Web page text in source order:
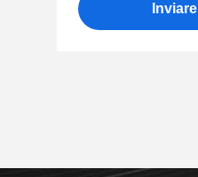
Inviare